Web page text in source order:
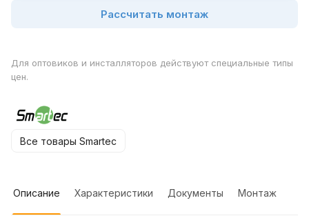
Рассчитать монтаж
Для оптовиков и инсталляторов действуют специальные типы
цен.
Все товары Smartec
Описание Характеристики Документы Монтаж